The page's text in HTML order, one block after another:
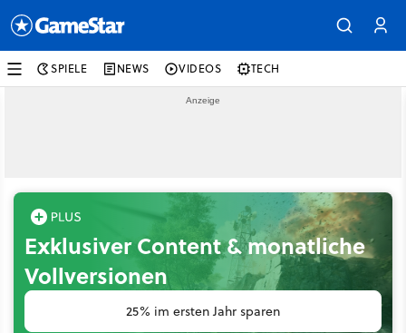
SPIELE NEWS VIDEOS TECH
Exklusiver Content & monatliche
Vollversionen
25% im ersten Jahr sparen